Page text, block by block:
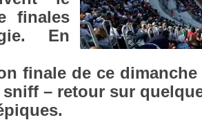
fin­ales
En
fin­ale de ce
– re­tour sur